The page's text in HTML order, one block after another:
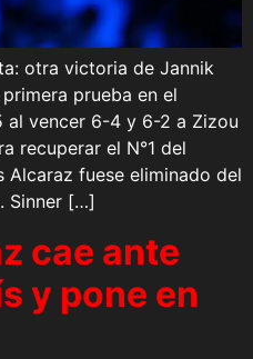
otra victoria de Jannik
prueba en el
al vencer 6-4 y 6-2 a Zizou
recuperar el N°1 del
Alcaraz fuese eliminado del
Sinner […]
cae ante
y pone en